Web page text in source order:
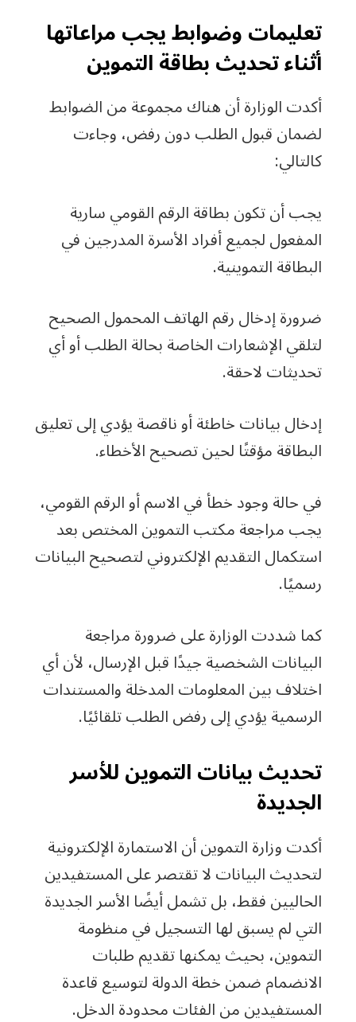
تعليمات وضوابط يجب مراعاتها
أثناء تحديث بطاقة التموين
أكدت الوزارة أن هناك مجموعة من الضوابط
لضمان قبول الطلب دون رفض، وجاءت
كالتالي:
يجب أن تكون بطاقة الرقم القومي سارية
المفعول لجميع أفراد الأسرة المدرجين في
البطاقة التموينية.
ضرورة إدخال رقم الهاتف المحمول الصحيح
لتلقي الإشعارات الخاصة بحالة الطلب أو أي
تحديثات لاحقة.
إدخال بيانات خاطئة أو ناقصة يؤدي إلى تعليق
البطاقة مؤقتًا لحين تصحيح الأخطاء.
في حالة وجود خطأ في الاسم أو الرقم القومي،
يجب مراجعة مكتب التموين المختص بعد
استكمال التقديم الإلكتروني لتصحيح البيانات
رسميًا.
كما شددت الوزارة على ضرورة مراجعة
البيانات الشخصية جيدًا قبل الإرسال، لأن أي
اختلاف بين المعلومات المدخلة والمستندات
الرسمية يؤدي إلى رفض الطلب تلقائيًا.
تحديث بيانات التموين للأسر
الجديدة
أكدت وزارة التموين أن الاستمارة الإلكترونية
لتحديث البيانات لا تقتصر على المستفيدين
الحاليين فقط، بل تشمل أيضًا الأسر الجديدة
التي لم يسبق لها التسجيل في منظومة
التموين، بحيث يمكنها تقديم طلبات
الانضمام ضمن خطة الدولة لتوسيع قاعدة
المستفيدين من الفئات محدودة الدخل.